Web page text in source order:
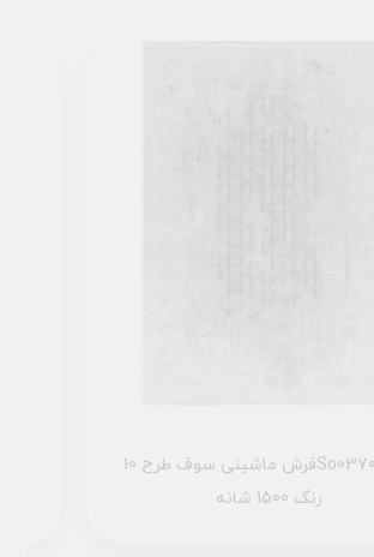
فرش ماشینی سوف طرح 10So0370 تمام
رنگ 1500 شانه